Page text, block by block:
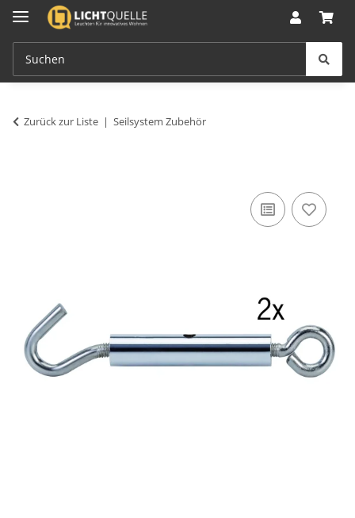
Zurück zur Liste Seilsystem Zubehör